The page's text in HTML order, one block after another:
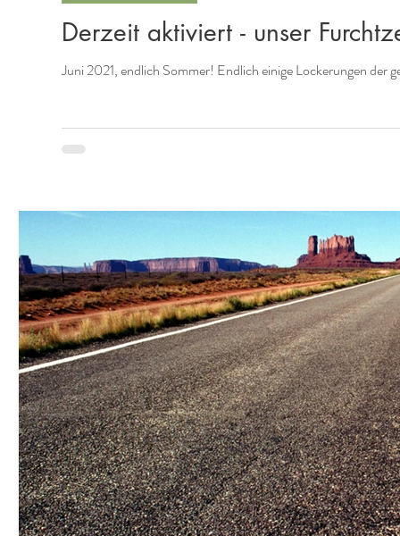
Derzeit aktiviert - unser
Juni 2021, endlich Sommer! Endlich einige Lockerungen